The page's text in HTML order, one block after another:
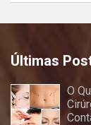
Últimas
O